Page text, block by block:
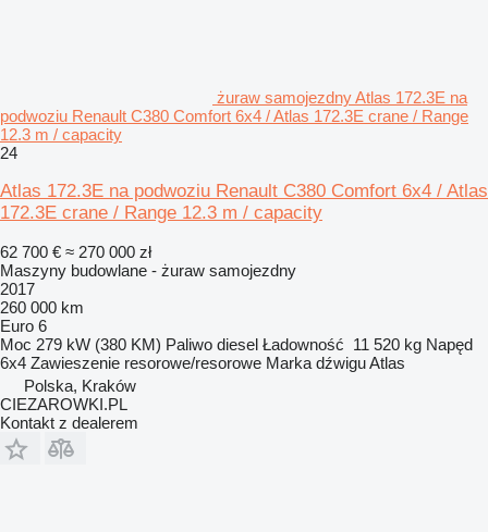
żuraw samojezdny Atlas 172.3E na
podwoziu Renault C380 Comfort 6x4 / Atlas 172.3E crane / Range
12.3 m / capacity
24
Atlas 172.3E na podwoziu Renault C380 Comfort 6x4 / Atlas
172.3E crane / Range 12.3 m / capacity
62 700 € ≈ 270 000 zł
Maszyny budowlane - żuraw samojezdny
2017
260 000 km
Euro 6
Moc 279 kW (380 KM) Paliwo diesel Ładowność 11 520 kg Napęd
6x4 Zawieszenie resorowe/resorowe Marka dźwiguAtlas
Polska, Kraków
CIEZAROWKI.PL
Kontakt z dealerem